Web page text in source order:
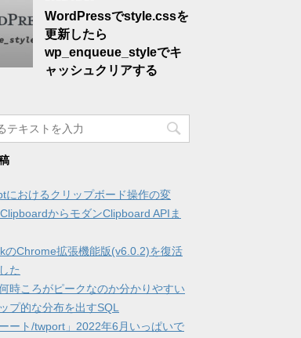
WordPressでstyle.cssを
更新したら
wp_enqueue_styleでキ
ャッシュクリアする
におけるクリップボード操作の変
からモダンClipboard APIま
のChrome拡張機能版(v6.0.2)を復活
た
時ころがピークなのか分かりやすい
プ的な分布を出すSQL
ーート/twport」2022年6月いっぱいで